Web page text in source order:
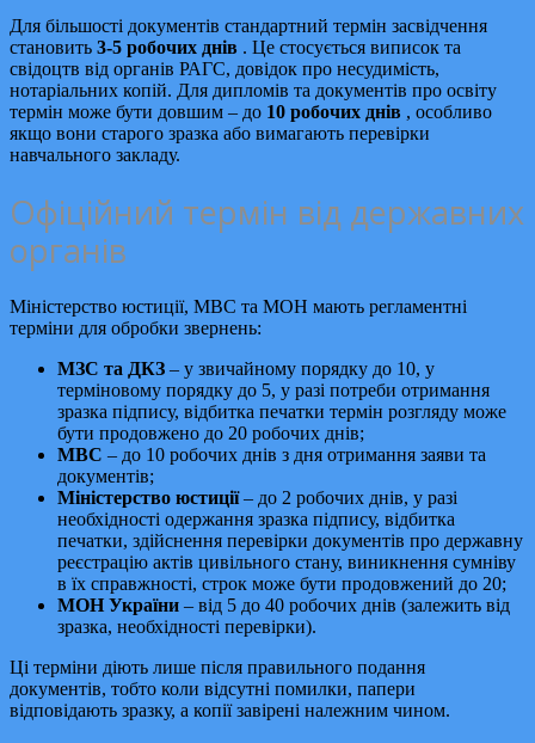
Для більшості документів стандартний термін засвідчення
становить 3-5 робочих днів . Це стосується виписок та
свідоцтв від органів РАГС, довідок про несудимість,
нотаріальних копій. Для дипломів та документів про освіту
термін може бути довшим – до 10 робочих днів , особливо
якщо вони старого зразка або вимагають перевірки
навчального закладу.
Офіційний термін від державних
органів
Міністерство юстиції, МВС та МОН мають регламентні
терміни для обробки звернень:
МЗС та ДКЗ – у звичайному порядку до 10, у
терміновому порядку до 5, у разі потреби отримання
зразка підпису, відбитка печатки термін розгляду може
бути продовжено до 20 робочих днів;
МВС – до 10 робочих днів з дня отримання заяви та
документів;
Міністерство юстиції– до 2 робочих днів, у разі
необхідності одержання зразка підпису, відбитка
печатки, здійснення перевірки документів про державну
реєстрацію актів цивільного стану, виникнення сумніву
в їх справжності, строк може бути продовжений до 20;
МОН України – від 5 до 40 робочих днів (залежить від
зразка, необхідності перевірки).
Ці терміни діють лише після правильного подання
документів, тобто коли відсутні помилки, папери
відповідають зразку, а копії завірені належним чином.